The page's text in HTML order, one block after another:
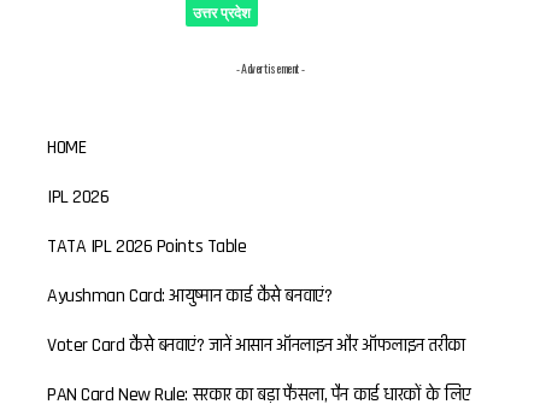
उत्तर प्रदेश
- Advertisement -
HOME
IPL 2026
TATA IPL 2026 Points Table
Ayushman Card: आयुष्मान कार्ड कैसे बनवाएं?
Voter Card कैसे बनवाएं? जानें आसान ऑनलाइन और ऑफलाइन तरीका
PAN Card New Rule: सरकार का बड़ा फैसला, पैन कार्ड धारकों के लिए